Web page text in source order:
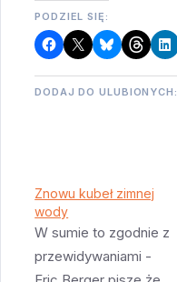
PODZIEL SIĘ:
DODAJ DO ULUBIONYCH:
Znowu kubeł zimnej
wody
W sumie to zgodnie z
przewidywaniami -